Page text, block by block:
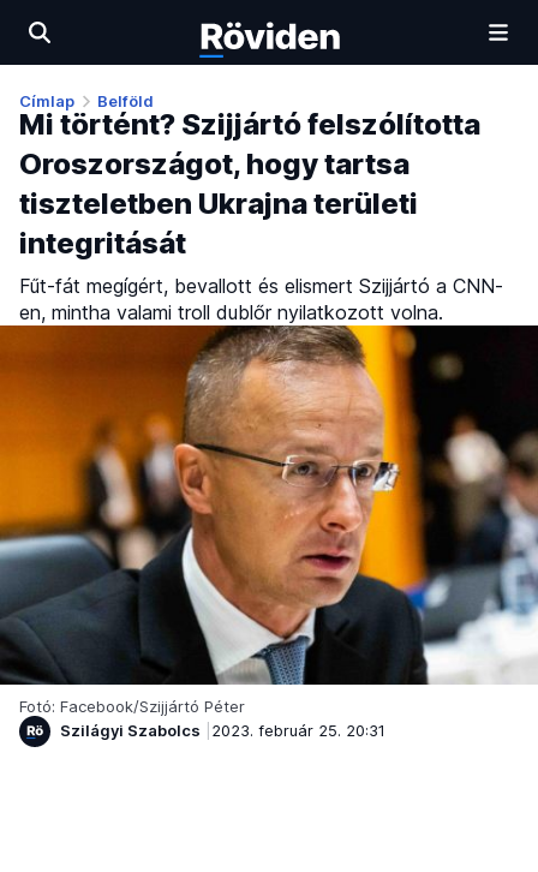
Címlap Belföld
Mi történt? Szijjártó felszólította
Oroszországot, hogy tartsa
tiszteletben Ukrajna területi
integritását
Fűt-fát megígért, bevallott és elismert Szijjártó a CNN-
en, mintha valami troll dublőr nyilatkozott volna.
Fotó: Facebook/Szijjártó Péter
Szilágyi Szabolcs
2023. február 25. 20:31